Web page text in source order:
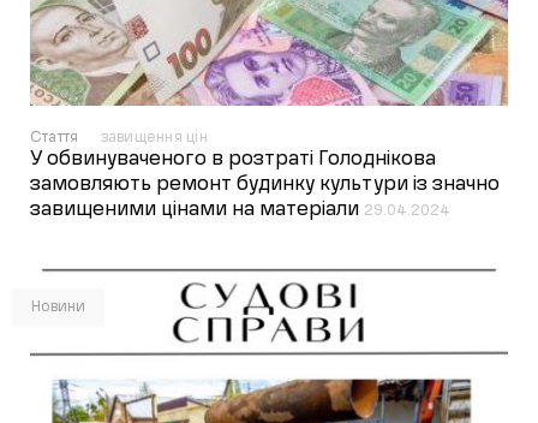
Стаття завищення цін
У обвинуваченого в розтраті Голоднікова
замовляють ремонт будинку культури із значно
завищеними цінами на матеріали 29.04.2024
Новини